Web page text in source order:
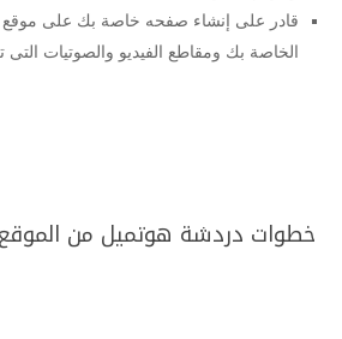
قادر على إنشاء صفحه خاصة بك على موقع
الخاصة بك ومقاطع الفيديو والصوتيات التى
خطوات دردشة هوتميل من